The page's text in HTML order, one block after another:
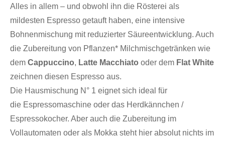
Alles in allem – und obwohl ihn die Rösterei als
mildesten Espresso getauft haben, eine intensive
Bohnenmischung mit reduzierter Säureentwicklung. Auch
die Zubereitung von Pflanzen* Milchmischgetränken wie
dem Cappuccino, Latte Macchiato oder dem Flat White
zeichnen diesen Espresso aus.
Die Hausmischung N° 1 eignet sich ideal für
die Espressomaschine oder das Herdkännchen /
Espressokocher. Aber auch die Zubereitung im
Vollautomaten oder als Mokka steht hier absolut nichts im